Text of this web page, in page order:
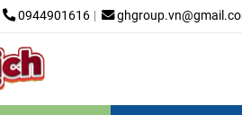
0944901616